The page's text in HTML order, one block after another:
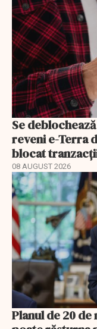
Se
reveni e-Terra
blocat
08 AUGUST 2026
Planul de 20